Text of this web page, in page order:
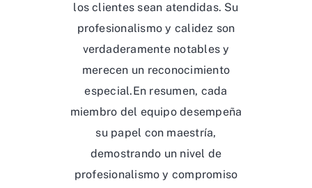
los clientes sean atendidas. Su
profesionalismo y calidez son
verdaderamente notables y
merecen un reconocimiento
especial.En resumen, cada
miembro del equipo desempeña
su papel con maestría,
demostrando un nivel de
profesionalismo y compromiso